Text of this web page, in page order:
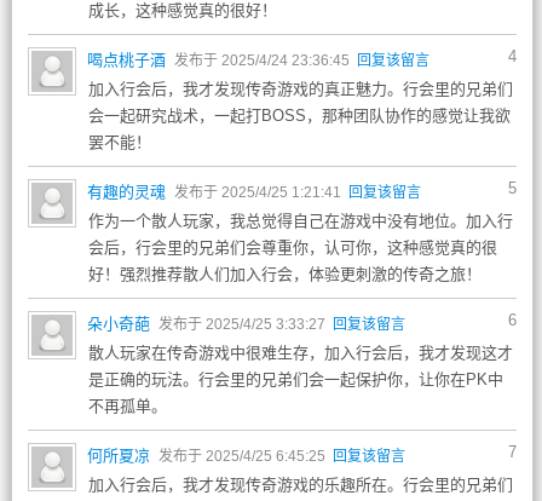
成长，这种感觉真的很好！
4
喝点桃子酒 发布于 2025/4/24 23:36:45 回复该留言
加入行会后，我才发现传奇游戏的真正魅力。行会里的兄弟们
会一起研究战术，一起打BOSS，那种团队协作的感觉让我欲
罢不能！
5
有趣的灵魂 发布于 2025/4/25 1:21:41 回复该留言
作为一个散人玩家，我总觉得自己在游戏中没有地位。加入行
会后，行会里的兄弟们会尊重你，认可你，这种感觉真的很
好！强烈推荐散人们加入行会，体验更刺激的传奇之旅！
6
朵小奇葩 发布于 2025/4/25 3:33:27 回复该留言
散人玩家在传奇游戏中很难生存，加入行会后，我才发现这才
是正确的玩法。行会里的兄弟们会一起保护你，让你在PK中
不再孤单。
7
何所夏凉 发布于 2025/4/25 6:45:25 回复该留言
加入行会后，我才发现传奇游戏的乐趣所在。行会里的兄弟们